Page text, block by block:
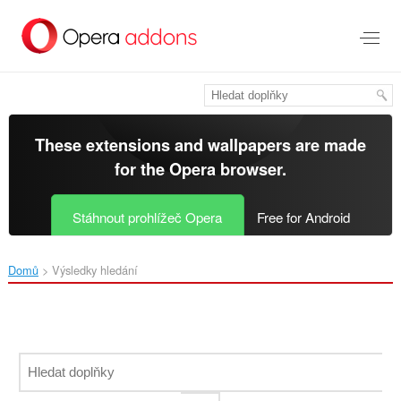
přímo
These extensions and wallpapers are made
for theOpera browser.
Stáhnout prohlížeč Opera Free for Android
Domů Výsledky hledání